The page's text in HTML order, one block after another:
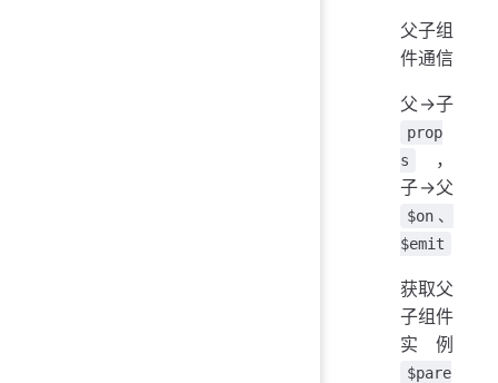
父子组
件通信
父->子
prop
s
，
子->父
$on、
$emit
获取父
子组件
实例
$pare